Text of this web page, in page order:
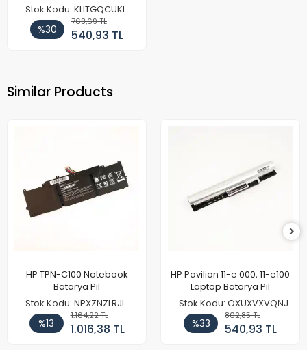
Stok Kodu: KLITGQCUKI
%30
768,69 TL
540,93 TL
Similar Products
HP TPN-C100 Notebook
Batarya Pil
Stok Kodu: NPXZNZLRJI
%13
1.164,22 TL
1.016,38 TL
HP Pavilion 11-e 000, 11-e100
Laptop Batarya Pil
Stok Kodu: OXUXVXVQNJ
%33
802,85 TL
540,93 TL